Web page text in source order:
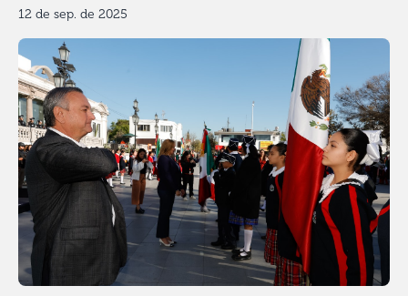
12 de sep. de 2025